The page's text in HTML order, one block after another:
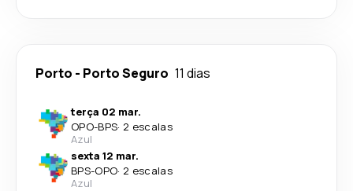
Porto - Porto Seguro 11 dias
terça 02 mar.
OPO-BPS· 2 escalas
Azul
sexta 12 mar.
BPS-OPO· 2 escalas
Azul